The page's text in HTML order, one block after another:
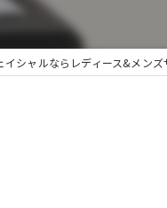
ブライダル
イシャルならレディース&メンズ